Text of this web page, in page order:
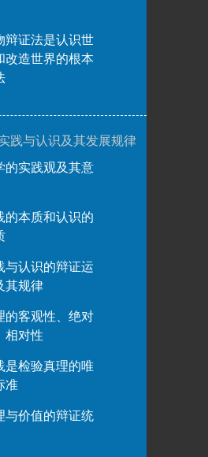
辩证法是认识世
改造世界的根本
践与认识及其发展规律
的实践观及其意
的本质和认识的
与认识的辩证运
其规律
的客观性、绝对
相对性
是检验真理的唯
准
与价值的辩证统